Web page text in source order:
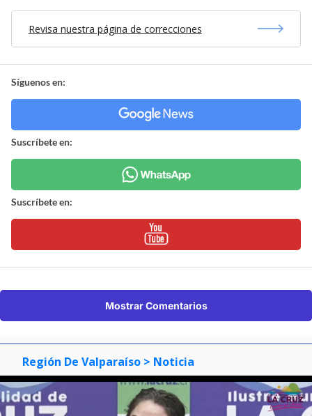
Revisa nuestra página de correcciones
Síguenos en:
Suscríbete en:
Suscríbete en:
Mostrar Comentarios
Región De Valparaíso > Noticia